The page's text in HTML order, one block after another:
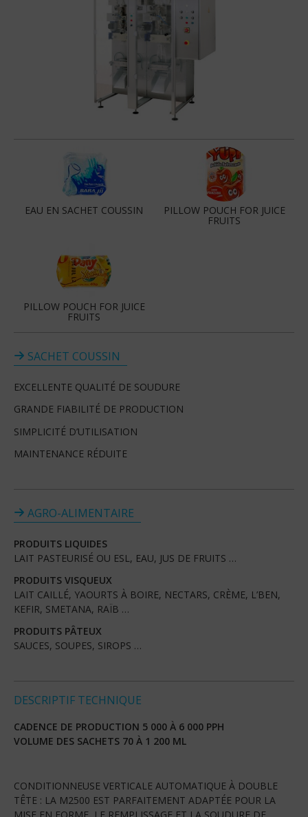
EAU EN SACHET COUSSIN PILLOW POUCH FOR JUICE
FRUITS
PILLOW POUCH FOR JUICE
FRUITS
SACHET COUSSIN
EXCELLENTE QUALITÉ DE SOUDURE
GRANDE FIABILITÉ DE PRODUCTION
SIMPLICITÉ D’UTILISATION
MAINTENANCE RÉDUITE
AGRO-ALIMENTAIRE
PRODUITS LIQUIDES
LAIT PASTEURISÉ OU ESL, EAU, JUS DE FRUITS …
PRODUITS VISQUEUX
LAIT CAILLÉ, YAOURTS À BOIRE, NECTARS, CRÈME, L’BEN,
KEFIR, SMETANA, RAÏB …
PRODUITS PÂTEUX
SAUCES, SOUPES, SIROPS …
DESCRIPTIF TECHNIQUE
CADENCE DE PRODUCTION 5 000 À 6 000 PPH
VOLUME DES SACHETS 70 À 1 200 ML
CONDITIONNEUSE VERTICALE AUTOMATIQUE À DOUBLE
TÊTE : LA M2500 EST PARFAITEMENT ADAPTÉE POUR LA